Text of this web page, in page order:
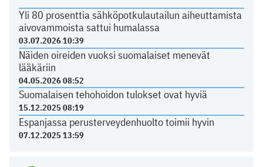
Yli 80 prosenttia sähköpotkulautailun aiheuttamista
aivovammoista sattui humalassa
03.07.2026 10:39
Näiden oireiden vuoksi suomalaiset menevät
lääkäriin
04.05.2026 08:52
Suomalaisen tehohoidon tulokset ovat hyviä
15.12.2025 08:19
Espanjassa perusterveydenhuolto toimii hyvin
07.12.2025 13:59